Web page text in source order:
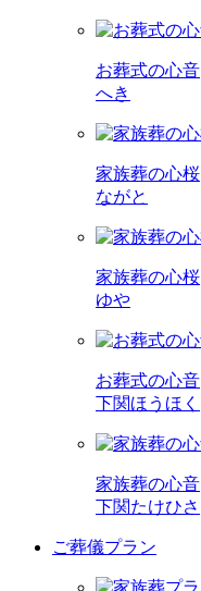
お葬式の心音
へき
家族葬の心桜
ながと
家族葬の心桜
ゆや
お葬式の心音
下関ほうほく
家族葬の心音
下関たけひさ
ご葬儀プラン